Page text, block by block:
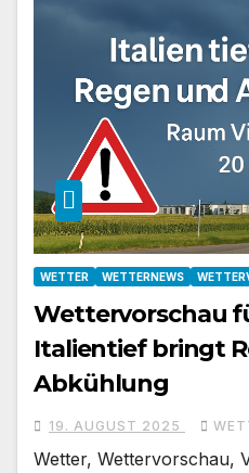
WETTER WETTERNEWS
Wettervorschau
Italientief bringt
Abkühlung
19. AUGUST 2025
Wetter, Wettervorschau,